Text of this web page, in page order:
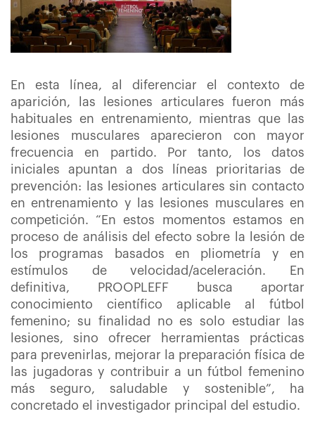
En esta línea, al diferenciar el contexto de
aparición, las lesiones articulares fueron más
habituales en entrenamiento, mientras que las
lesiones musculares aparecieron con mayor
frecuencia en partido. Por tanto, los datos
iniciales apuntan a dos líneas prioritarias de
prevención: las lesiones articulares sin contacto
en entrenamiento y las lesiones musculares en
competición. “En estos momentos estamos en
proceso de análisis del efecto sobre la lesión de
los programas basados en pliometría y en
estímulos de velocidad/aceleración. En
definitiva, PROOPLEFF busca aportar
conocimiento científico aplicable al fútbol
femenino; su finalidad no es solo estudiar las
lesiones, sino ofrecer herramientas prácticas
para prevenirlas, mejorar la preparación física de
las jugadoras y contribuir a un fútbol femenino
más seguro, saludable y sostenible”, ha
concretado el investigador principal del estudio.